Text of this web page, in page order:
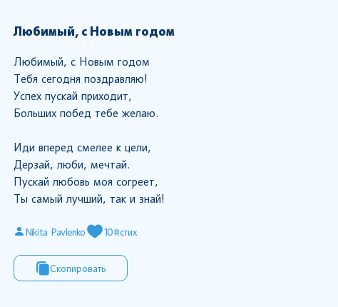
Любимый, с Новым годом
Любимый, с Новым годом
Тебя сегодня поздравляю!
Успех пускай приходит,
Больших побед тебе желаю.
Иди вперед смелее к цели,
Дерзай, люби, мечтай.
Пускай любовь моя согреет,
Ты самый лучший, так и знай!
Nikita Pavlenko 10#стих
Скопировать